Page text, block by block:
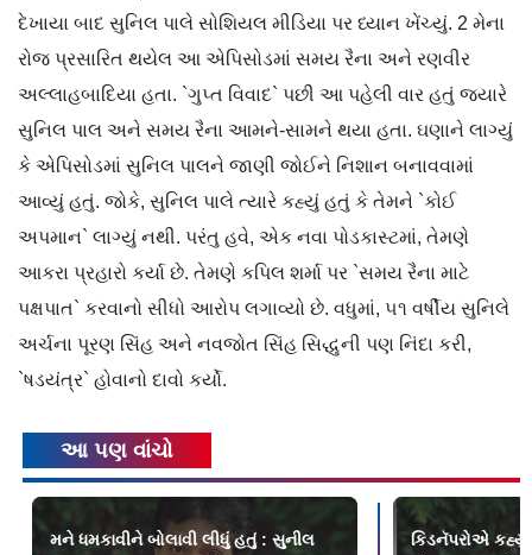
દેખાયા બાદ સુનિલ પાલે સોશિયલ મીડિયા પર ધ્યાન ખેંચ્યું. 2 મેના
રોજ પ્રસારિત થયેલ આ એપિસોડમાં સમય રૈના અને રણવીર
અલ્લાહબાદિયા હતા. `ગુપ્ત વિવાદ` પછી આ પહેલી વાર હતું જ્યારે
સુનિલ પાલ અને સમય રૈના આમને-સામને થયા હતા. ઘણાને લાગ્યું
કે એપિસોડમાં સુનિલ પાલને જાણી જોઈને નિશાન બનાવવામાં
આવ્યું હતું. જોકે, સુનિલ પાલે ત્યારે કહ્યું હતું કે તેમને `કોઈ
અપમાન` લાગ્યું નથી. પરંતુ હવે, એક નવા પોડકાસ્ટમાં, તેમણે
આકરા પ્રહારો કર્યા છે. તેમણે કપિલ શર્મા પર `સમય રૈના માટે
પક્ષપાત` કરવાનો સીધો આરોપ લગાવ્યો છે. વધુમાં, ૫૧ વર્ષીય સુનિલે
અર્ચના પૂરણ સિંહ અને નવજોત સિંહ સિદ્ધુની પણ નિંદા કરી,
`ષડયંત્ર` હોવાનો દાવો કર્યો.
આ પણ વાંચો
મને ધમકાવીને બોલાવી લીધું હતું : સુનીલ
કિડનૅપરોએ કહ્યું